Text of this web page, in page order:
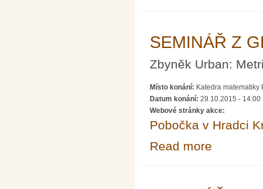
SEMINÁŘ Z
Zbyněk Urban:
Místo konání: Katedra matematiky
Datum konání: 29.10.2015 - 14:00
Webové stránky akce:
Pobočka v Hradci
Read more